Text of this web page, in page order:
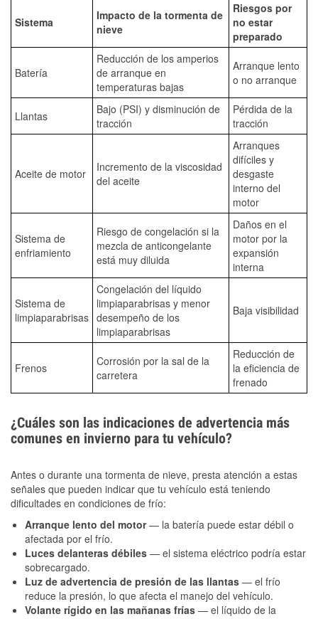
Sistema
Impacto de la tormenta de
nieve
Riesgos por
no estar
preparado
Batería
Reducción de los amperios
de arranque en
temperaturas bajas
Arranque lento
o no arranque
Llantas
Bajo (PSI) y disminución de
tracción
Pérdida de la
tracción
Aceite de motor
Incremento de la viscosidad
del aceite
Arranques
difíciles y
desgaste
interno del
motor
Sistema de
enfriamiento
Riesgo de congelación si la
mezcla de anticongelante
está muy diluida
Daños en el
motor por la
expansión
interna
Sistema de
limpiaparabrisas
Congelación del líquido
limpiaparabrisas y menor
desempeño de los
limpiaparabrisas
Baja visibilidad
Frenos
Corrosión por la sal de la
carretera
Reducción de
la eficiencia de
frenado
¿Cuáles son las indicaciones de advertencia más
comunes en invierno para tu vehículo?
Antes o durante una tormenta de nieve, presta atención a estas
señales que pueden indicar que tu vehículo está teniendo
dificultades en condiciones de frío:
Arranque lento del motor— la batería puede estar débil o
afectada por el frío.
Luces delanteras débiles — el sistema eléctrico podría estar
sobrecargado.
Luz de advertencia de presión de las llantas — el frío
reduce la presión, lo que afecta el manejo del vehículo.
Volante rígido en las mañanas frías — el líquido de la